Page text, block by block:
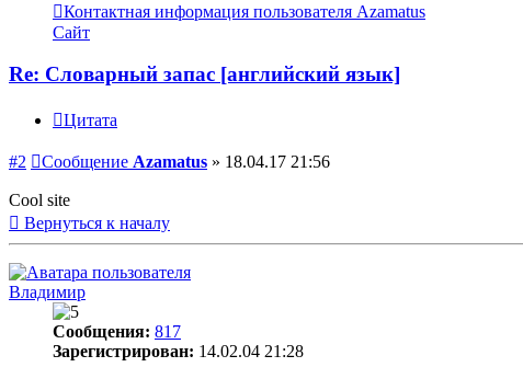
Контактная информация пользователя Azamatus
Сайт
Re: Словарный запас [английский язык]
Цитата
#2 Сообщение Azamatus » 18.04.17 21:56
Cool site
Вернуться к началу
Владимир
Сообщения: 817
Зарегистрирован: 14.02.04 21:28